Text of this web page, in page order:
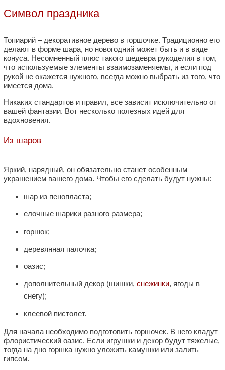
Символ праздника
Топиарий – декоративное дерево в горшочке. Традиционно его
делают в форме шара, но новогодний может быть и в виде
конуса. Несомненный плюс такого шедевра рукоделия в том,
что используемые элементы взаимозаменяемы, и если под
рукой не окажется нужного, всегда можно выбрать из того, что
имеется дома.
Никаких стандартов и правил, все зависит исключительно от
вашей фантазии. Вот несколько полезных идей для
вдохновения.
Из шаров
Яркий, нарядный, он обязательно станет особенным
украшением вашего дома. Чтобы его сделать будут нужны:
шар из пенопласта;
елочные шарики разного размера;
горшок;
деревянная палочка;
оазис;
дополнительный декор (шишки, снежинки, ягоды в
снегу);
клеевой пистолет.
Для начала необходимо подготовить горшочек. В него кладут
флористический оазис. Если игрушки и декор будут тяжелые,
тогда на дно горшка нужно уложить камушки или залить
гипсом.